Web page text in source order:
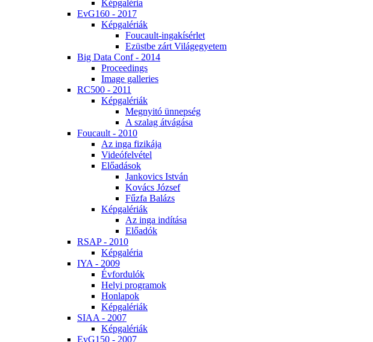
Kép­ga­lé­ria
EvG160 - 2017
Kép­ga­lé­ri­ák
Fo­u­ca­ult-in­ga­kí­sér­let
Ezüst­be zárt Vi­lág­egye­tem
Big Da­ta Conf - 2014
Pro­ce­e­dings
Image gal­le­ri­es
RC500 - 2011
Kép­ga­lé­ri­ák
Meg­nyi­tó ün­nep­ség
A sza­lag át­vá­gá­sa
Fo­u­ca­ult - 2010
Az in­ga fi­zi­ká­ja
Vi­de­ó­fel­vé­tel
Elő­adá­sok
Jan­ko­vics Ist­ván
Ko­vács Jó­zsef
Fűz­fa Ba­lázs
Kép­ga­lé­ri­ák
Az in­ga in­dí­tá­sa
Elő­adók
RSAP - 2010
Kép­ga­lé­ria
IYA - 2009
Év­for­du­lók
He­lyi prog­ra­mok
Hon­la­pok
Kép­ga­lé­ri­ák
SI­AA - 2007
Kép­ga­lé­ri­ák
EvG150 - 2007